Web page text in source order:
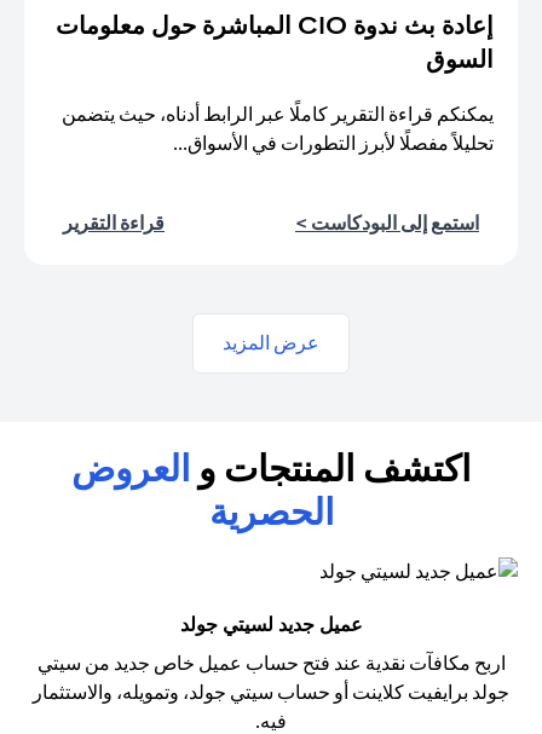
إعادة بث ندوة CIO المباشرة حول معلومات
السوق
يمكنكم قراءة التقرير كاملًا عبر الرابط أدناه، حيث يتضمن
تحليلاً مفصلًا لأبرز التطورات في الأسواق...
استمع إلى البودكاست > قراءة التقرير
عرض المزيد
اكتشف المنتجات و العروض
الحصرية
عميل جديد لسيتي جولد
اربح مكافآت نقدية عند فتح حساب عميل خاص جديد من سيتي
جولد برايفيت كلاينت أو حساب سيتي جولد، وتمويله، والاستثمار
فيه.